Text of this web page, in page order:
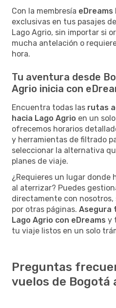
Con la membresía eDreams
exclusivas en tus pasajes
Lago Agrio, sin importar si
mucha antelación o
hora.
Tu aventura desde
Agrio inicia con
Encuentra todas las rutas
hacia Lago Agrio en un
ofrecemos horarios
y herramientas de filtrado
seleccionar la alternativa
planes de viaje.
¿Requieres un lugar donde
al aterrizar? Puedes
directamente con
por otras páginas. Asegura
Lago Agrio con eDreams y
tu viaje listos en un solo
Preguntas
vuelos de Bogotá